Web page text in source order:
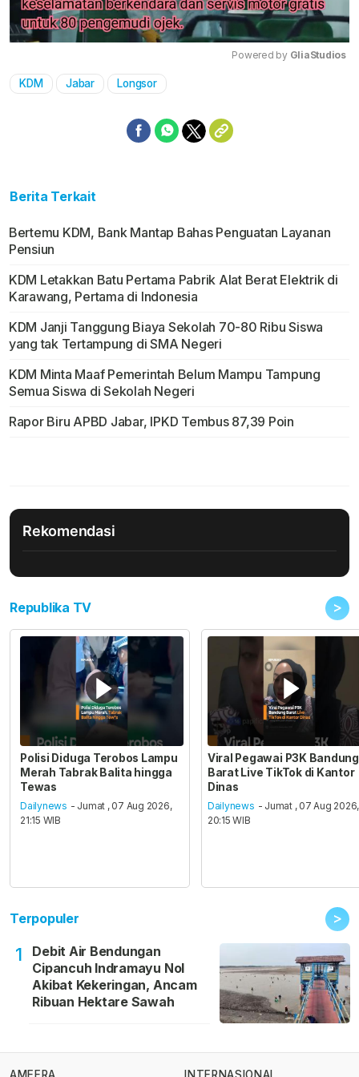
Powered by GliaStudios
KDM Jabar Longsor
Berita Terkait
Bertemu KDM, Bank Mantap Bahas Penguatan Layanan
Pensiun
KDM Letakkan Batu Pertama Pabrik Alat Berat Elektrik di
Karawang, Pertama di Indonesia
KDM Janji Tanggung Biaya Sekolah 70-80 Ribu Siswa
yang tak Tertampung di SMA Negeri
KDM Minta Maaf Pemerintah Belum Mampu Tampung
Semua Siswa di Sekolah Negeri
Rapor Biru APBD Jabar, IPKD Tembus 87,39 Poin
Rekomendasi
Republika TV >
Polisi Diduga Terobos Lampu
Merah Tabrak Balita hingga
Tewas
Dailynews - Jumat , 07 Aug 2026,
21:15 WIB
Viral Pegawai P3K Bandung
Barat Live TikTok di Kantor
Dinas
Dailynews - Jumat , 07 Aug 2026,
20:15 WIB
Terpopuler >
1
Debit Air Bendungan
Cipancuh Indramayu Nol
Akibat Kekeringan, Ancam
Ribuan Hektare Sawah